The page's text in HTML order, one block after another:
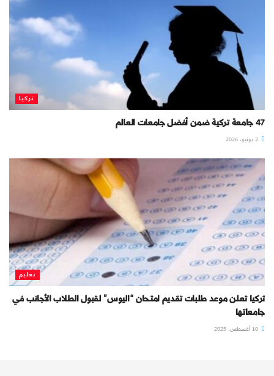
تركيا
47 جامعة تركية ضمن أفضل جامعات العالم
تعليم
تركيا تعلن موعد طلبات تقديم امتحان “اليوس” لقبول الطلاب الأجانب في
جامعاتها